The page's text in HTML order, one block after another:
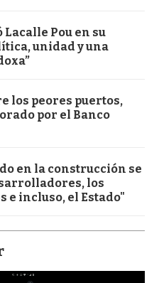
Lacalle Pou en su
unidad y una
los peores puertos,
por el Banco
en la construcción se
los
incluso, el Estado"